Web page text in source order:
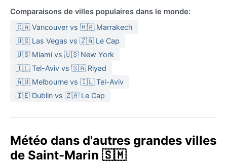
Comparaisons de villes populaires dans le monde:
🇨🇦 Vancouver vs 🇲🇦 Marrakech
🇺🇸 Las Vegas vs 🇿🇦 Le Cap
🇺🇸 Miami vs 🇺🇸 New York
🇮🇱 Tel-Aviv vs 🇸🇦 Riyad
🇦🇺 Melbourne vs 🇮🇱 Tel-Aviv
🇮🇪 Dublin vs 🇿🇦 Le Cap
Météo dans d'autres grandes villes
de Saint-Marin 🇸🇲